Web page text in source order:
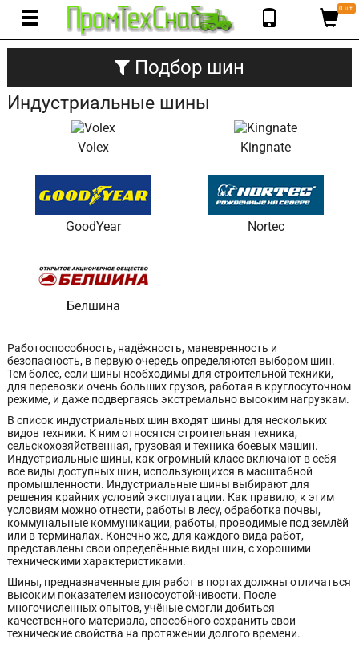
0 шт.
Подбор шин
Индустриальные шины
Volex Kingnate
GoodYear Nortec
Белшина
Работоспособность, надёжность, маневренность и
безопасность, в первую очередь определяются выбором шин.
Тем более, если шины необходимы для строительной техники,
для перевозки очень больших грузов, работая в круглосуточном
режиме, и даже подвергаясь экстремально высоким нагрузкам.
В список индустриальных шин входят шины для нескольких
видов техники. К ним относятся строительная техника,
сельскохозяйственная, грузовая и техника боевых машин.
Индустриальные шины, как огромный класс включают в себя
все виды доступных шин, использующихся в масштабной
промышленности. Индустриальные шины выбирают для
решения крайних условий эксплуатации. Как правило, к этим
условиям можно отнести, работы в лесу, обработка почвы,
коммунальные коммуникации, работы, проводимые под землёй
или в терминалах. Конечно же, для каждого вида работ,
представлены свои определённые виды шин, с хорошими
техническими характеристиками.
Шины, предназначенные для работ в портах должны отличаться
высоким показателем износоустойчивости. После
многочисленных опытов, учёные смогли добиться
качественного материала, способного сохранить свои
технические свойства на протяжении долгого времени.